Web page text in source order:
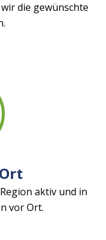
die gewünschte
aktiv und in
vor Ort.